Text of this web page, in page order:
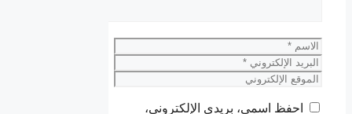
الاسم
البريد
الإلكتروني
الموقع
احفظ اسمي، بريدي الإلكتروني،